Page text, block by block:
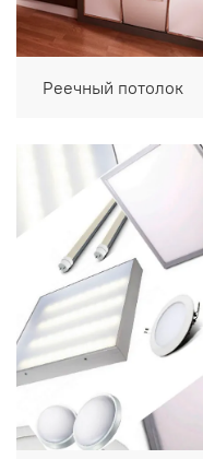
Реечный потолок